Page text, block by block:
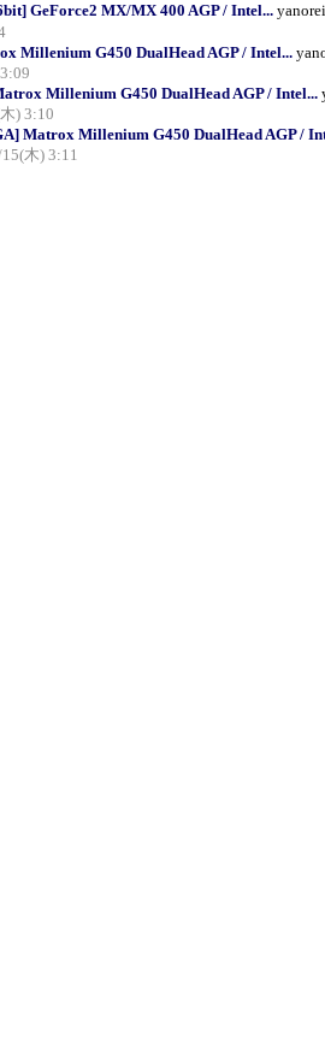
GeForce2 MX/MX 400 AGP / Intel...
Millenium G450 DualHead AGP / Intel...
Millenium G450 DualHead AGP / Intel...
) 3:10
Matrox Millenium G450 DualHead AGP /
木) 3:11